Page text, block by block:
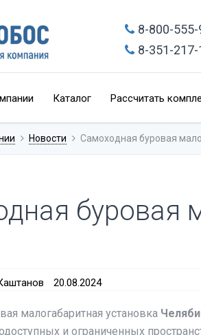
8-800-
8-351-
Каталог Рассчитать
Новости Самоходная буровая
буровая
20.08.2024
малогабаритная установка
и ограниченных